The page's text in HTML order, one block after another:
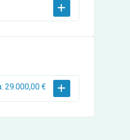
29.000,00 €